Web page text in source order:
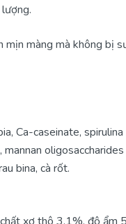
mịn màng mà không bị
Ca-caseinate,
bina, cà rốt.